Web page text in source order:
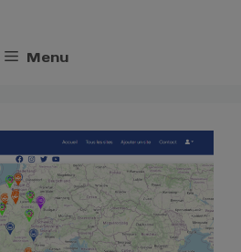
Menu